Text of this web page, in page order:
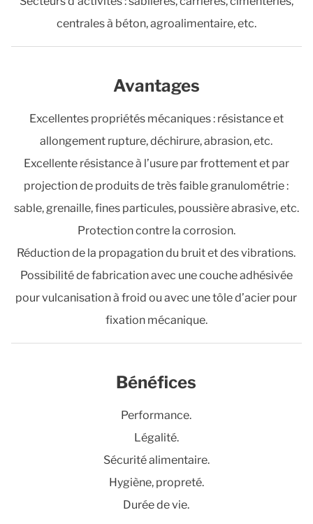
centrales à béton, agroalimentaire, etc.
Avantages
Excellentes propriétés mécaniques : résistance et
allongement rupture, déchirure, abrasion, etc.
Excellente résistance à l’usure par frottement et par
projection de produits de très faible granulométrie :
sable, grenaille, fines particules, poussière abrasive, etc.
Protection contre la corrosion.
Réduction de la propagation du bruit et des vibrations.
Possibilité de fabrication avec une couche adhésivée
pour vulcanisation à froid ou avec une tôle d’acier pour
fixation mécanique.
Bénéfices
Performance.
Légalité.
Sécurité alimentaire.
Hygiène, propreté.
Durée de vie.